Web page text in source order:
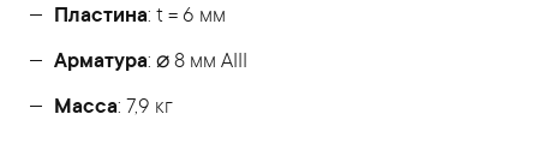
Пластина: t = 6 мм
Арматура: ⌀ 8 мм АIII
Масса: 7,9 кг